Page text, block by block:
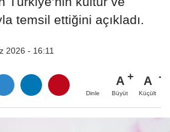
temsil ettiğini açıkladı.
2026 - 16:11
Dinle
A
Büyüt
A
Küçült